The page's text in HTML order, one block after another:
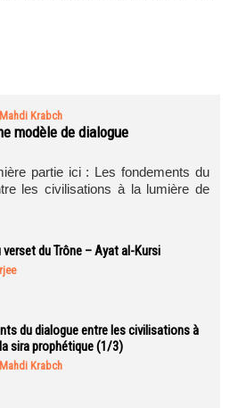
Krabch
modèle de dialogue
partie ici : Les fondements du
les civilisations à la lumière de
verset du Trône – Ayat al-Kursi
du dialogue entre les civilisations à
sira prophétique (1/3)
Krabch